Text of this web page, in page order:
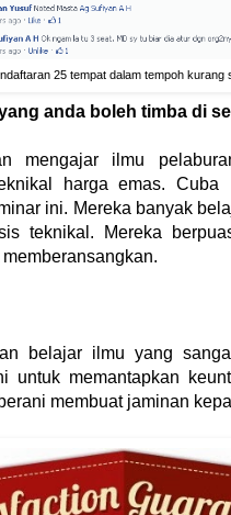
25 tempat dalam tempoh kurang
anda boleh timba di
mengajar ilmu
harga emas. Cuba
ini. Mereka banyak
teknikal. Mereka
belajar ilmu yang
untuk memantapkan
membuat jaminan